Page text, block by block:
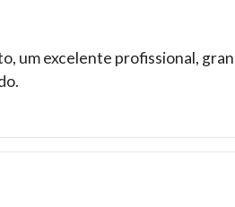
um excelente profissional,